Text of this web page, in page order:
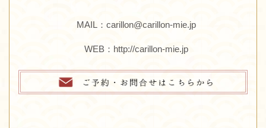
MAIL：carillon@carillon-mie.jp
WEB： http://carillon-mie.jp